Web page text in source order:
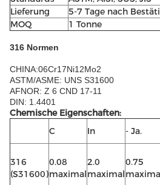
Lieferung
5-7 Tage nach
MOQ
1 Tonne
316 Normen
CHINA:06Cr17Ni12Mo2
ASTM/ASME: UNS S31600
AFNOR: Z 6 CND 17-11
DIN: 1.4401
Chemische Eigenschaften:
C
In - Ja.
316
(S31600)
0.08
maximal
2.0
maximal
0.75